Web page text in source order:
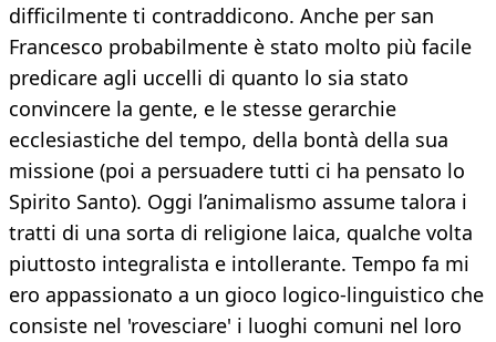
difficilmente ti contraddicono. Anche per san
Francesco probabilmente è stato molto più facile
predicare agli uccelli di quanto lo sia stato
convincere la gente, e le stesse gerarchie
ecclesiastiche del tempo, della bontà della sua
missione (poi a persuadere tutti ci ha pensato lo
Spirito Santo). Oggi l’animalismo assume talora i
tratti di una sorta di religione laica, qualche volta
piuttosto integralista e intollerante. Tempo fa mi
ero appassionato a un gioco logico-linguistico che
consiste nel 'rovesciare' i luoghi comuni nel loro